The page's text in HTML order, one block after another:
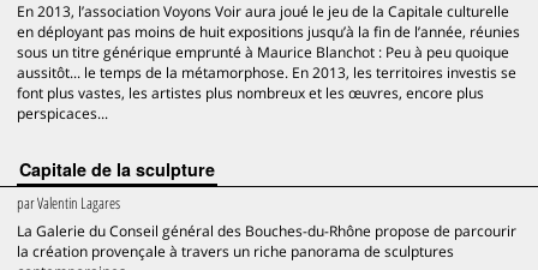
En 2013, l’association Voyons Voir aura joué le jeu de la Capitale culturelle
en déployant pas moins de huit expositions jusqu’à la fin de l’année, réunies
sous un titre générique emprunté à Maurice Blanchot : Peu à peu quoique
aussitôt... le temps de la métamorphose. En 2013, les territoires investis se
font plus vastes, les artistes plus nombreux et les œuvres, encore plus
perspicaces...
Capitale de la sculpture
parValentin Lagares
La Galerie du Conseil général des Bouches-du-Rhône propose de parcourir
la création provençale à travers un riche panorama de sculptures